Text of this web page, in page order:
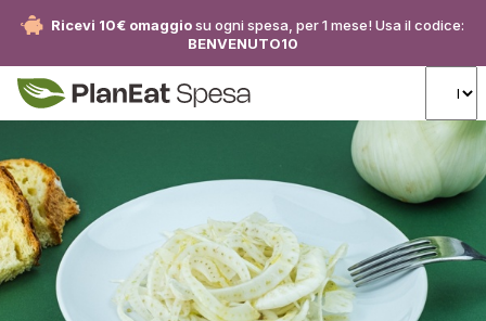
Ricevi 10€ omaggiosu ogni spesa, per 1 mese! Usa il codice:
BENVENUTO10